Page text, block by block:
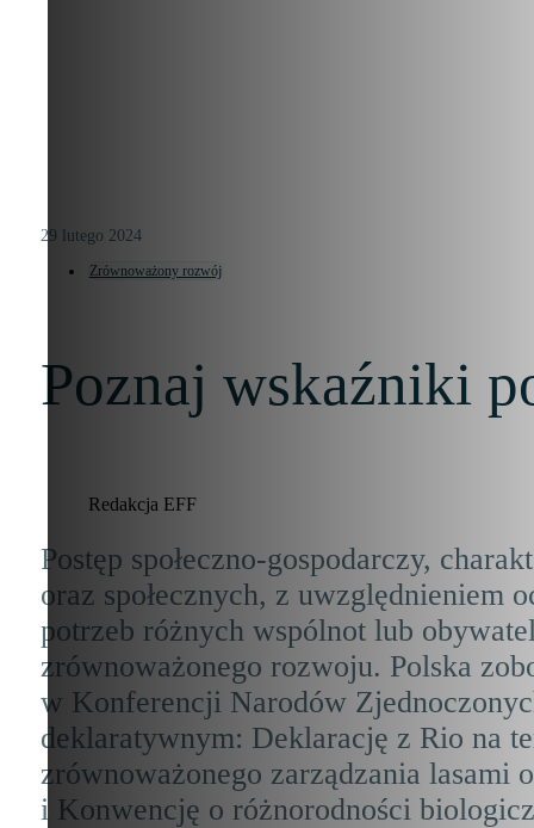
29 lutego 2024
Zrównoważony rozwój
Poznaj wskaźniki
Redakcja EFF
Postęp społeczno-gospodarczy,
oraz społecznych, z uwzględnieniem
potrzeb różnych wspólnot lub
zrównoważonego rozwoju. Polska
w Konferencji Narodów
deklaratywnym: Deklarację z Rio na
zrównoważonego zarządzania
i Konwencję o różnorodności